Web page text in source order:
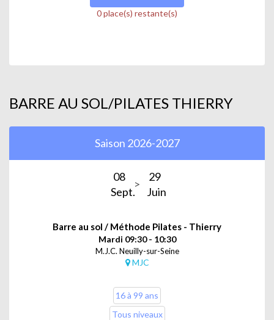
0 place(s) restante(s)
BARRE AU SOL/PILATES THIERRY
Saison 2026-2027
08
Sept.
29
Juin
Barre au sol / Méthode Pilates - Thierry
Mardi 09:30 - 10:30
M.J.C. Neuilly-sur-Seine
MJC
16 à 99 ans
Tous niveaux